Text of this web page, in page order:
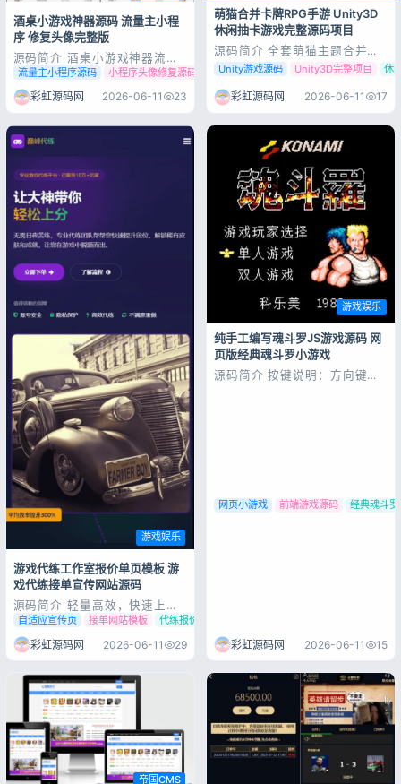
酒桌小游戏神器源码 流量主小程
序 修复头像完整版
源码简介 酒桌小游戏神器流量
主小程序源码，已完美修复微信
授权头像空白、加载异常问题。
内置摇骰子、真心话大冒险、幸
运转盘、咬手鳄鱼等多款热门酒
（Banner、激励视频、弹
窗），个人号可直接开通变现。
云开发免服务器，无需...
流量主小程序源码 小程序头像修复源码 微信酒局游戏源码
彩虹源码网 2026-06-11 23
萌猫合并卡牌RPG手游 Unity3D
休闲抽卡游戏完整源码项目
源码简介 全套萌猫主题合并卡
牌RPG游戏源码，基于Unity3D
开发，集成抽卡、合成养成、回
合战斗、关卡闯关、商城签到、
离线收益等全功能，多平台可直
接打包运行。源码完整可用，上
手简单，支持更换素材、调整数
值、二次开发，适合游戏开发学
习、项目...
Unity游戏源码 Unity3D完整项目 休
彩虹源码网 2026-06-11 17
游戏娱乐
游戏代练工作室报价单页模板 游
戏代练接单宣传网站源码
源码简介 轻量高效，快速上线
代码精简：去除冗余动画和复杂
特效，保留核心交互，加载速度
提升 40%，适合各类服务器配
置一般的网站 结构清晰：
核心模块 – 联系区” 分层，后续
开发人员可快速修改内容（...
自适应宣传页 接单网站模板 代练报价单页
彩虹源码网 2026-06-11 29
游戏娱乐
纯手工编写魂斗罗JS游戏源码 网
页版经典魂斗罗小游戏
源码简介 按键说明：方向键
网页小游戏 前端游戏源码 经典魂斗罗
彩虹源码网 2026-06-11 15
帝国CMS